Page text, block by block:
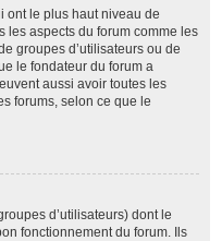
ont le plus haut niveau de
les aspects du forum comme les
groupes d’utilisateurs ou de
le fondateur du forum a
aussi avoir toutes les
forums, selon ce que le
d’utilisateurs) dont le
fonctionnement du forum. Ils